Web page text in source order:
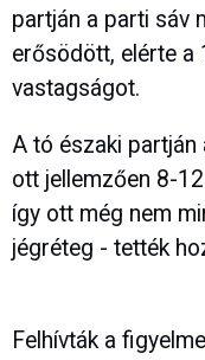
partján a parti sáv
erősödött, elérte a
vastagságot.
A tó északi partján
ott jellemzően 8-
így ott még nem
jégréteg - tették
Felhívták a